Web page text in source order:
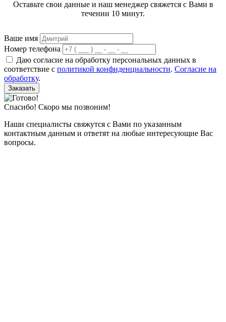
Оставьте свои данные и наш менеджер свяжется с Вами в
течении 10 минут.
Ваше имя
Номер телефона
Даю согласие на обработку персональных данных в
соответствие с политикой конфиденциальности. Согласие на
обработку.
Заказать
Спасибо! Скоро мы позвоним!
Наши специалисты свяжутся с Вами по указанным
контактным данным и ответят на любые интересующие Вас
вопросы.